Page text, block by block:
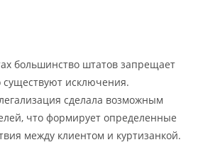
большинство штатов запрещает
существуют исключения.
сделала возможным
что формирует определенные
между клиентом и куртизанкой.